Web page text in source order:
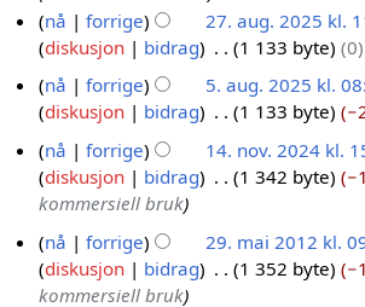
s
f
o
r
l
a
r
i
n
g
n
g
s
f
r
k
l
a
r
i
e
r
i
n
g
f
o
r
k
l
a
i
g
e
r
i
n
g
s
o
r
k
2
2
e
d
g
e
r
i
n
g
s
f
v
0
5
e
n
r
e
d
g
e
r
i
n
g
u
2
5
nå
forrige 27. aug. 2025 kl.
diskusjon
bidrag 1 133 byte
0
n
g
e
n
r
e
d
i
nå forrige 5. aug. 2025 kl.
diskusjon
bidrag 1 133 byte
n
g
e
n
r
e
nå forrige 14. nov. 2024 kl.
diskusjon
bidrag 1 342 byte
kommersiell bruk
nå forrige 29. mai 2012 kl.
diskusjon
bidrag 1 352 byte
kommersiell bruk